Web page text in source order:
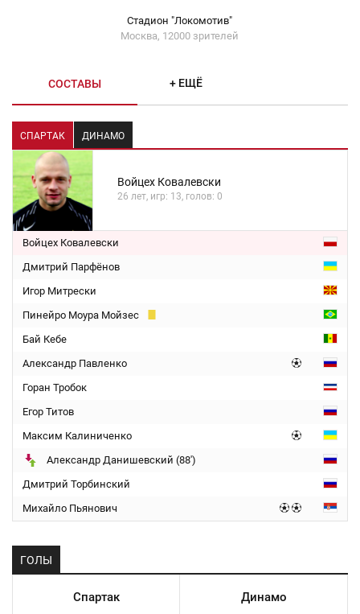
Стадион "Локомотив"
Москва, 12000 зрителей
СОСТАВЫ + ЕЩЁ
СПАРТАК ДИНАМО
Войцех Ковалевски
26 лет, игр: 13, голов: 0
Войцех Ковалевски
Дмитрий Парфёнов
Игор Митрески
Пинейро Моура Мойзес
Бай Кебе
Александр Павленко
Горан Тробок
Егор Титов
Максим Калиниченко
Александр Данишевский (88')
Дмитрий Торбинский
Михайло Пьянович
ГОЛЫ
Спартак Динамо